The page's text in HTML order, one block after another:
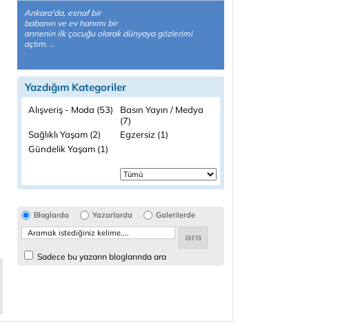
Ankara'da, esnaf bir
babanın ve ev hanımı bir
annenin ilk çocuğu olarak dünyaya gözlerimi
açtım. ..
Yazdığım Kategoriler
Alışveriş - Moda (53) Basın Yayın / Medya
(7)
Sağlıklı Yaşam (2)
Egzersiz (1)
Gündelik Yaşam (1)
Bloglarda Yazarlarda Galerilerde
Sadece bu yazarın bloglarında ara